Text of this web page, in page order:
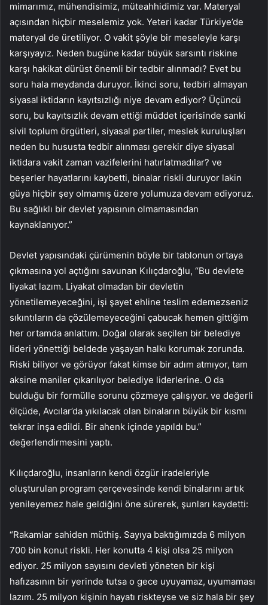
mimarımız, mühendisimiz, müteahhidimiz var. Materyal
açısından hiçbir meselemiz yok. Yeteri kadar Türkiye’de
materyal de üretiliyor. O vakit şöyle bir meseleyle karşı
karşıyayız. Neden bugüne kadar büyük sarsıntı riskine
karşı hakikat dürüst önemli bir tedbir alınmadı? Evet bu
soru hala meydanda duruyor. İkinci soru, tedbiri almayan
siyasal iktidarın kayıtsızlığı niye devam ediyor? Üçüncü
soru, bu kayıtsızlık devam ettiği müddet içerisinde sanki
sivil toplum örgütleri, siyasal partiler, meslek kuruluşları
neden bu hususta tedbir alınması gerekir diye siyasal
iktidara vakit zaman vazifelerini hatırlatmadılar? ve
beşerler hayatlarını kaybetti, binalar riskli duruyor lakin
güya hiçbir şey olmamış üzere yolumuza devam ediyoruz.
Bu sağlıklı bir devlet yapısının olmamasından
kaynaklanıyor.”
Devlet yapısındaki çürümenin böyle bir tablonun ortaya
çıkmasına yol açtığını savunan Kılıçdaroğlu, “Bu devlete
liyakat lazım. Liyakat olmadan bir devletin
yönetilemeyeceğini, işi şayet ehline teslim edemezseniz
sıkıntıların da çözülemeyeceğini çabucak hemen gittiğim
her ortamda anlattım. Doğal olarak seçilen bir belediye
lideri yönettiği beldede yaşayan halkı korumak zorunda.
Riski biliyor ve görüyor fakat kimse bir adım atmıyor, tam
aksine maniler çıkarılıyor belediye liderlerine. O da
bulduğu bir formülle sorunu çözmeye çalışıyor. ve değerli
ölçüde, Avcılar’da yıkılacak olan binaların büyük bir kısmı
tekrar inşa edildi. Bir ahenk içinde yapıldı bu.”
değerlendirmesini yaptı.
Kılıçdaroğlu, insanların kendi özgür iradeleriyle
oluşturulan program çerçevesinde kendi binalarını artık
yenileyemez hale geldiğini öne sürerek, şunları kaydetti:
“Rakamlar sahiden müthiş. Sayıya baktığımızda 6 milyon
700 bin konut riskli. Her konutta 4 kişi olsa 25 milyon
ediyor. 25 milyon sayısını devleti yöneten bir kişi
hafızasının bir yerinde tutsa o gece uyuyamaz, uyumaması
lazım. 25 milyon kişinin hayatı riskteyse ve siz hala bir şey